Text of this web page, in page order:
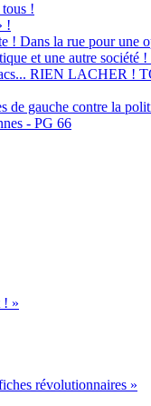
!
!
! Dans la rue pour une
et une autre société
RIEN LACHER !
gauche contre la
- PG 66
! »
révolutionnaires »